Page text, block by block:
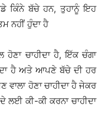
ਕਿੰਨੇ ਬੱਚੇ ਹਨ, ਤੁਹਾਨੂੰ ਇਹ
ਨਹੀਂ ਹੁੰਦਾ ਹੈ
ਹੋਣਾ ਚਾਹੀਦਾ ਹੈ, ਇੱਕ ਚੰਗਾ
ਹੈ ਅਤੇ ਆਪਣੇ ਬੱਚੇ ਦੀ ਹਰ
ਹੋਣਾ ਚਾਹੀਦਾ ਹੈ ਜੇਕਰ
ਲਈ ਕੀ-ਕੀ ਕਰਨਾ ਚਾਹੀਦਾ